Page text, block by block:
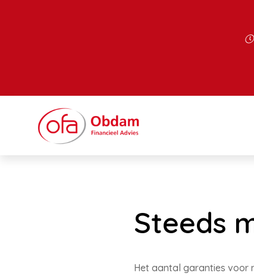
Steeds
Het aantal garanties voor